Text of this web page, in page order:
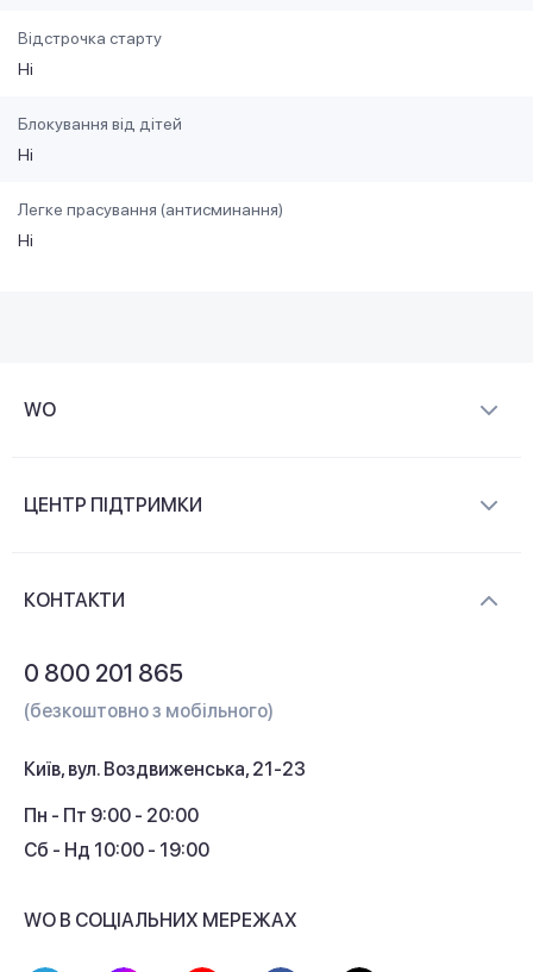
Відстрочка старту
Ні
Блокування від дітей
Ні
Легке прасування (антисминання)
Ні
WO
Контакти
ЦЕНТР ПІДТРИМКИ
Кешбек
КОНТАКТИ
0 800 201 865
(безкоштовно з мобільного)
Київ, вул. Воздвиженська, 21-23
Пн - Пт 9:00 - 20:00
Сб - Нд 10:00 - 19:00
WO В СОЦІАЛЬНИХ МЕРЕЖАХ